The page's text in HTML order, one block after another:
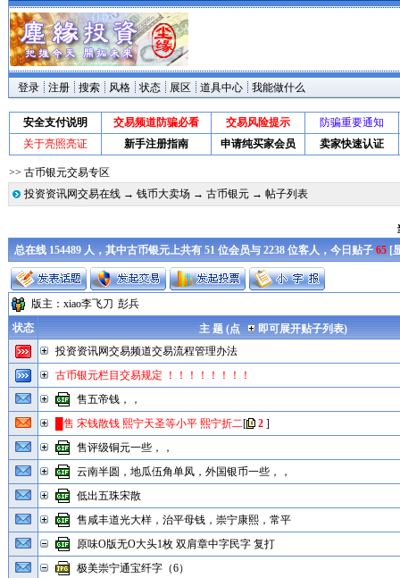
登录 注册 搜索 风格 状态 展区 道具中心 我能做什么
安全支付说明 交易频道防骗必看 交易风险提示
防骗重要通知
关于亮照亮证
新手注册指南 申请纯买家会员 卖家快速认证
>> 古币银元交易专区
投资资讯网交易在线→ 钱币大卖场→ 古币银元→ 帖子列表
总在线 154489 人，其中古币银元上共有 51 位会员与 2238 位客人，今日贴子65[
版主： xiao李飞刀 彭兵
状态
主 题 (点
即可展开贴子列表)
投资资讯网交易频道交易流程管理办法
古币银元栏目交易规定 ！！！！！！！！
售五帝钱，，
█售 宋钱散钱 熙宁天圣等小平 熙宁折二[ 2]
售评级铜元一些，，
云南半圆，地瓜伍角单凤，外国银币一些，，
低出五珠宋散
售咸丰道光大样，治平母钱，崇宁康熙，常平
原味O版无O大头1枚 双肩章中字民字 复打
极美崇宁通宝纤字（6）